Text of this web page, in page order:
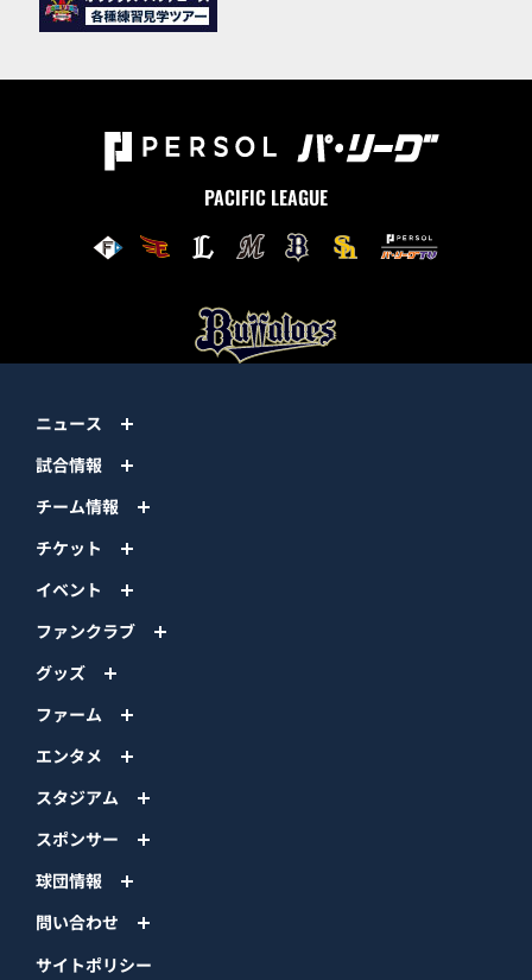
PACIFIC LEAGUE
ニュース
試合情報
チーム情報
チケット
イベント
ファンクラブ
グッズ
ファーム
エンタメ
スタジアム
スポンサー
球団情報
問い合わせ
サイトポリシー